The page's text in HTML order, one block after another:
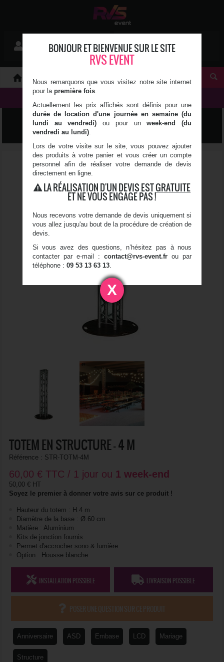
Se connecter
0 article(s)
LUMIÈRE, SON & VIDÉO
TOTEM EN STRUCTURE - 4 M
Référence : STR-TOTM-4M
60,00 € TTC / 1 jour ou 1 week-end
50,00 € HT
Soyez le premier à donner votre avis sur ce produit !
Hauteur du totem : H.4 m
Diamètre de la base : Ø.60 cm
Matière : Aluminium
Kits de jonction fournis
Permet d'accrocher sono & lumière
Option : Housse blanche
INSTALLATION POSSIBLE LIVRAISON POSSIBLE
POSER UNE QUESTION SUR CE PRODUIT
Anniversaire ASD Embase LCD Mariage
Structure
X
BONJOUR ET BIENVENUE SUR LE SITE
RVS EVENT
Nous remarquons que vous visitez notre site internet
pour la première fois.
Actuellement les prix affichés sont définis pour une
durée de location d'une journée en semaine (du
lundi au vendredi) ou pour unweek-end (du
vendredi au lundi).
Lors de votre visite sur le site, vous pouvez ajouter
des produits à votre panier et vous créer un compte
personnel afin de réaliser votre demande de devis
directement en ligne.
LA RÉALISATION D'UN DEVIS ESTGRATUITE
ET NE VOUS ENGAGE PAS !
Nous recevons votre demande de devis uniquement si
vous allez jusqu'au bout de la procédure de création de
devis.
Si vous avez des questions, n’hésitez pas à nous
contacter par e-mail :contact@rvs-event.fr ou par
téléphone : 09 53 13 63 13.